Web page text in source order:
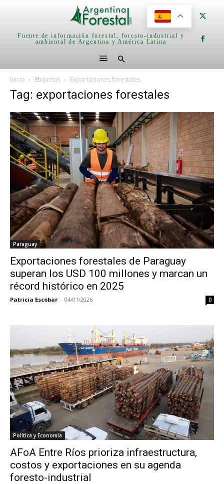
Fuente de información forestal, foresto-industrial y
ambiental de Argentina y América Latina
Inicio Etiquetas Exportaciones forestales
Tag: exportaciones forestales
Paraguay
Exportaciones forestales de Paraguay
superan los USD 100 millones y marcan un
récord histórico en 2025
Patricia Escobar - 04/01/2026 0
Política y Economía
AFoA Entre Ríos prioriza infraestructura,
costos y exportaciones en su agenda
foresto-industrial